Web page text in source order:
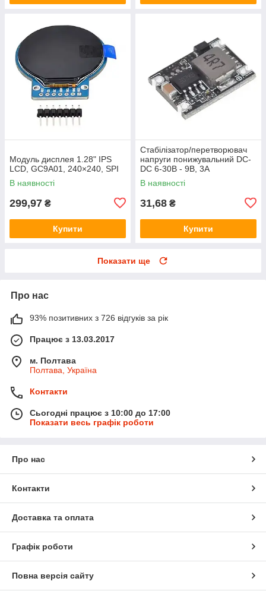
Модуль дисплея 1.28" IPS
LCD, GC9A01, 240×240, SPI
В наявності
299,97 ₴
Купити
Стабілізатор/перетворювач
напруги понижувальний DC-
DC 6-30В - 9В, 3А
В наявності
31,68 ₴
Купити
Показати ще
Про нас
93% позитивних з 726 відгуків за рік
Працює з 13.03.2017
м. Полтава
Полтава, Україна
Контакти
Сьогодні працює з 10:00 до 17:00
Показати весь графік роботи
Про нас
Контакти
Доставка та оплата
Графік роботи
Повна версія сайту